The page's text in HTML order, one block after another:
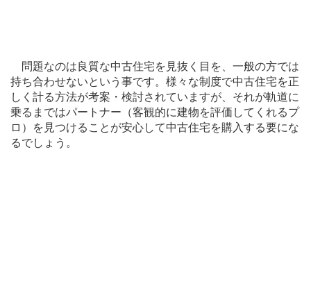
問題なのは良質な中古住宅を見抜く目を、一般の方では
持ち合わせないという事です。様々な制度で中古住宅を正
しく計る方法が考案・検討されていますが、それが軌道に
乗るまではパートナー（客観的に建物を評価してくれるプ
ロ）を見つけることが安心して中古住宅を購入する要にな
るでしょう。